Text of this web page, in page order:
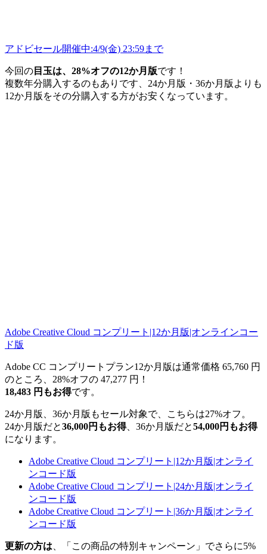
アドビセール開催中:4/9(金) 23:59まで
今回の 目玉は、28%オフの12か月版です！
複数年分購入するのもありです、24か月版・36か月版よりも
12か月版をその分購入する方がお安くなっています。
Adobe Creative Cloud コンプリート|12か月版|オンラインコー
ド版
Adobe CC コンプリートプラン12か月版は通常価格 65,760 円
のところ、28%オフの 47,277 円！
18,483 円もお得です。
24か月版、36か月版もセール対象で、こちらは27%オフ。
24か月版だと36,000円もお得、36か月版だと54,000円もお得
になります。
Adobe Creative Cloud コンプリート|12か月版|オンライ
ンコード版
Adobe Creative Cloud コンプリート|24か月版|オンライ
ンコード版
Adobe Creative Cloud コンプリート|36か月版|オンライ
ンコード版
更新の方は 、「この商品の特別キャンペーン」でさらに5%